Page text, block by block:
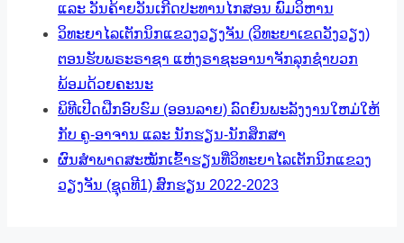
ແລະ ວັນຄ້າຍວັນເກີດປະທານໄກສອນ ພົມວິຫານ
ວິທະຍາໄລເຕັກນິກແຂວງວຽງຈັນ (ວິທະຍາເຂດວັງວຽງ)
ຕອນຮັບພຣະຣາຊາ ແຫ່ງຣາຊະອານາຈັກລຸກຊຳບວກ
ພ້ອມດ້ວຍຄະນະ
ພິທີເປີດຝືກອົບຮົມ (ອອນລາຍ) ລົດຍົນພະລັງງານໃຫມ່ໃຫ້
ກັບ ຄູ-ອາຈານ ແລະ ນັກຮຽນ-ນັກສຶກສາ
ຜົນສຳພາດສະໝັກເຂົ້າຮຽນທີ່ວິທະຍາໄລເຕັກນິກແຂວງ
ວຽງຈັນ (ຊຸດທີ1) ສົກຮຽນ 2022-2023